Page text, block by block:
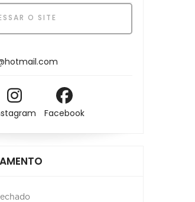
O SITE
Facebook